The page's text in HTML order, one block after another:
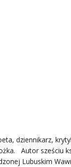
dziennikarz,
Autor sześciu
Lubuskim